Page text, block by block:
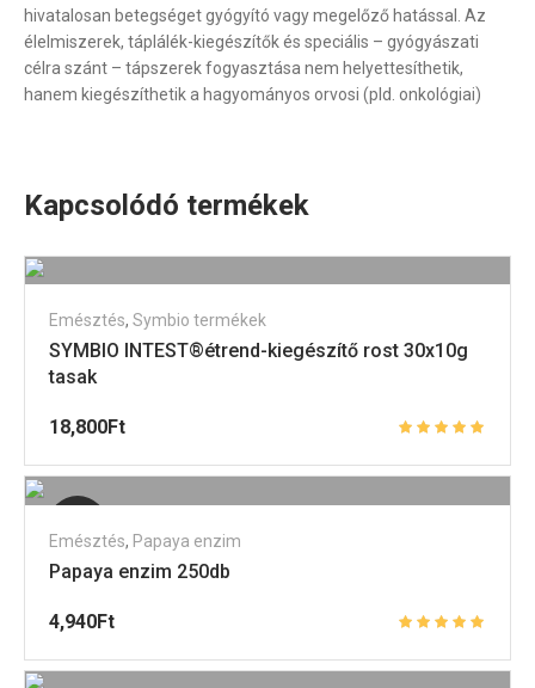
hivatalosan betegséget gyógyító vagy megelőző hatással. Az
élelmiszerek, táplálék-kiegészítők és speciális – gyógyászati
célra szánt – tápszerek fogyasztása nem helyettesíthetik,
hanem kiegészíthetik a hagyományos orvosi (pld. onkológiai)
Kapcsolódó termékek
Emésztés,Symbio termékek
SYMBIO INTEST®étrend-kiegészítő rost 30x10g
tasak
18,800Ft
Emésztés, Papaya enzim
Papaya enzim 250db
4,940Ft